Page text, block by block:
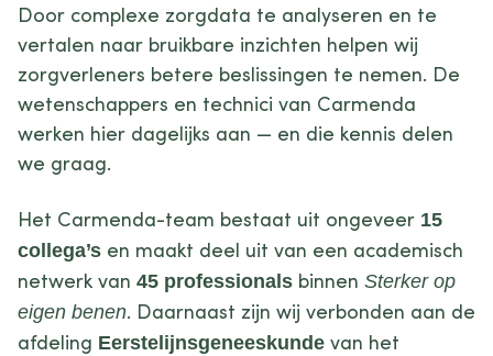
Door complexe zorgdata te analyseren en te
vertalen naar bruikbare inzichten helpen wij
zorgverleners betere beslissingen te nemen. De
wetenschappers en technici van Carmenda
werken hier dagelijks aan — en die kennis delen
we graag.
Het Carmenda-team bestaat uit ongeveer 15
collega’s en maakt deel uit van een academisch
netwerk van 45 professionals binnen Sterker op
eigen benen. Daarnaast zijn wij verbonden aan de
afdeling Eerstelijnsgeneeskunde van het